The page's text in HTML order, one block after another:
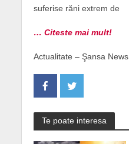
suferise răni extrem de
… Citeste mai mult!
Actualitate – Şansa News
Te poate interesa